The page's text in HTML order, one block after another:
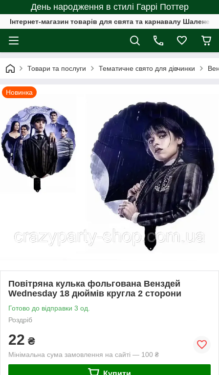
День народження в стилі Гаррі Поттер
Інтернет-магазин товарів для свята та карнавалу Шалене
Товари та послуги Тематичне свято для дівчинки
Новинка
Повітряна кулька фольгована Венздей
Wednesday 18 дюймів кругла 2 сторони
Готово до відправки 3 од.
Роздріб
22 ₴
Мінімальна сума замовлення на сайті — 100 ₴